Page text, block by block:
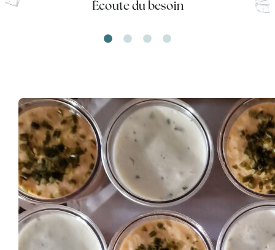
Écoute du besoin